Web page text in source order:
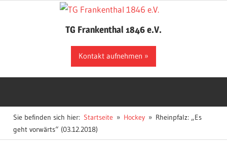
TG Frankenthal 1846 e.V.
Kontakt aufnehmen
Sie befinden sich hier: Startseite Hockey
Rheinpfalz: „Es
geht vorwärts“ (03.12.2018)